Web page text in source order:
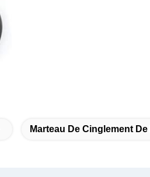
Marteau De Cinglement